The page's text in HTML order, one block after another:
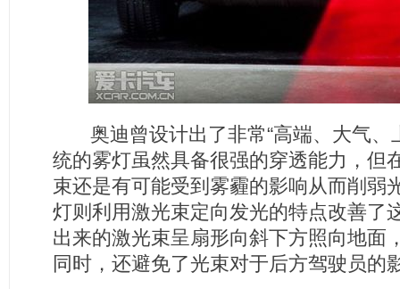
奥迪曾设计出了非常“高端、大气、
统的雾灯虽然具备很强的穿透能力，但
束还是有可能受到雾霾的影响从而削弱
灯则利用激光束定向发光的特点改善了
出来的激光束呈扇形向斜下方照向地面
同时，还避免了光束对于后方驾驶员的